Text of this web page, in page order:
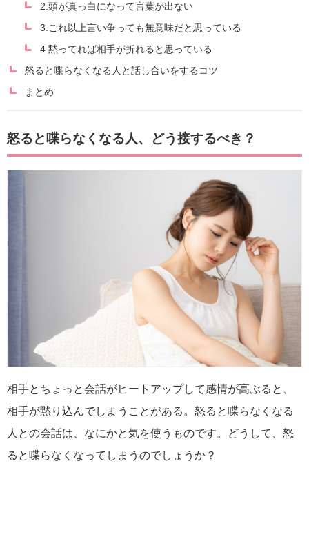
2.頭が真っ白になって言葉が出ない
3.これ以上言い争っても無意味だと思っている
4.黙ってれば相手が折れると思っている
怒ると喋らなくなる人と話し合いをするコツ
まとめ
怒ると喋らなくなる人、どう接するべき？
相手とちょっと会話がヒートアップして感情が高ぶると、
相手が黙り込んでしまうことがある。怒ると喋らなくなる
人との会話は、なにかと気を使うものです。どうして、怒
ると喋らなくなってしまうのでしょうか？